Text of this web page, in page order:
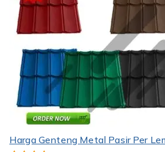
Harga Genteng Metal Pasir Per